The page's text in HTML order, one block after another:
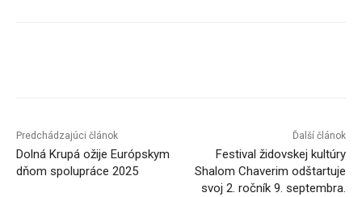
Predchádzajúci článok
Dolná Krupá ožije Európskym
dňom spolupráce 2025
Ďalší článok
Festival židovskej kultúry
Shalom Chaverim odštartuje
svoj 2. ročník 9. septembra.